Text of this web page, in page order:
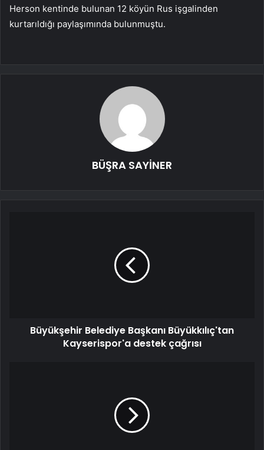
Herson kentinde bulunan 12 köyün Rus işgalinden
kurtarıldığı paylaşımında bulunmuştu.
BÜŞRA SAYİNER
Büyükşehir Belediye Başkanı Büyükkılıç'tan
Kayserispor'a destek çağrısı